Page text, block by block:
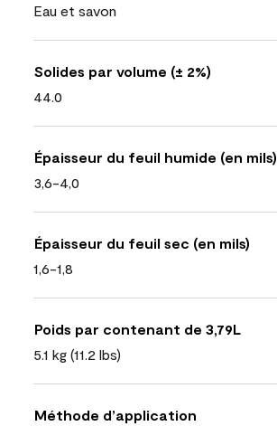
Eau et savon
Solides par volume (± 2%)
44.0
Épaisseur du feuil humide (en mils)
3,6-4,0
Épaisseur du feuil sec (en mils)
1,6-1,8
Poids par contenant de 3,79L
5.1 kg (11.2 lbs)
Méthode d’application